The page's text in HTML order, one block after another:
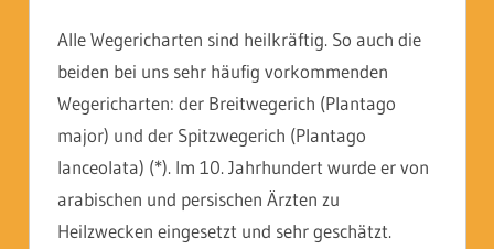
Alle Wegericharten sind heilkräftig. So auch die
beiden bei uns sehr häufig vorkommenden
Wegericharten: der Breitwegerich (Plantago
major) und der Spitzwegerich (Plantago
lanceolata) (*). Im 10. Jahrhundert wurde er von
arabischen und persischen Ärzten zu
Heilzwecken eingesetzt und sehr geschätzt.